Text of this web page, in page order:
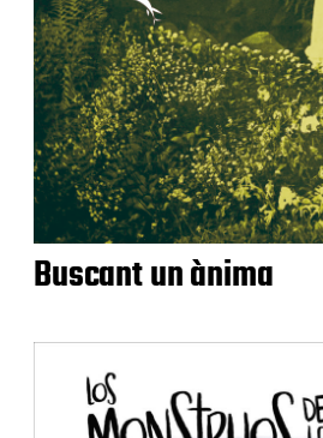
Buscant un ànima